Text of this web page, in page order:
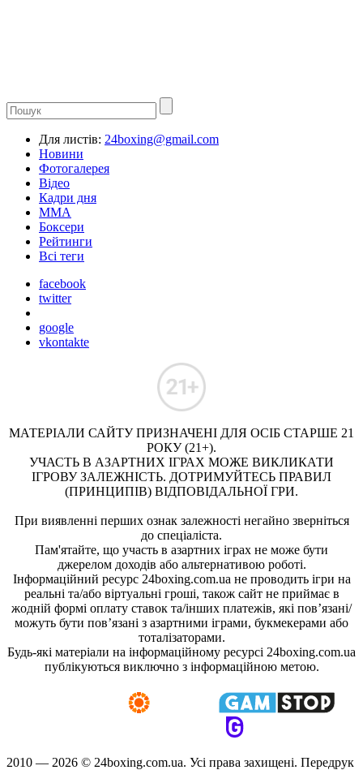
Для листів: 24boxing@gmail.com
Новини
Фотогалерея
Відео
Кадри дня
ММА
Боксери
Рейтинги
Всі теги
facebook
twitter
google
vkontakte
МАТЕРІАЛИ САЙТУ ПРИЗНАЧЕНІ ДЛЯ ОСІБ СТАРШЕ 21
РОКУ (21+).
УЧАСТЬ В АЗАРТНИХ ІГРАХ МОЖЕ ВИКЛИКАТИ
ІГРОВУ ЗАЛЕЖНІСТЬ. ДОТРИМУЙТЕСЬ ПРАВИЛ
(ПРИНЦИПІВ) ВІДПОВІДАЛЬНОЇ ГРИ.
При виявленні перших ознак залежності негайно зверніться
до спеціаліста.
Пам'ятайте, що участь в азартних іграх не може бути
джерелом доходів або альтернативою роботі.
Інформаційний ресурс 24boxing.com.ua не проводить ігри на
реальні та/або віртуальні гроші, також сайт не приймає в
жодній формі оплату ставок та/інших платежів, які пов’язані/
можуть бути пов’язані з азартними іграми, букмекерами або
тоталізаторами.
Будь-які матеріали на інформаційному ресурсі 24boxing.com.ua
публікуються виключно з інформаційною метою.
2010 — 2026 © 24boxing.com.ua. Усi права захищенi. Передрук